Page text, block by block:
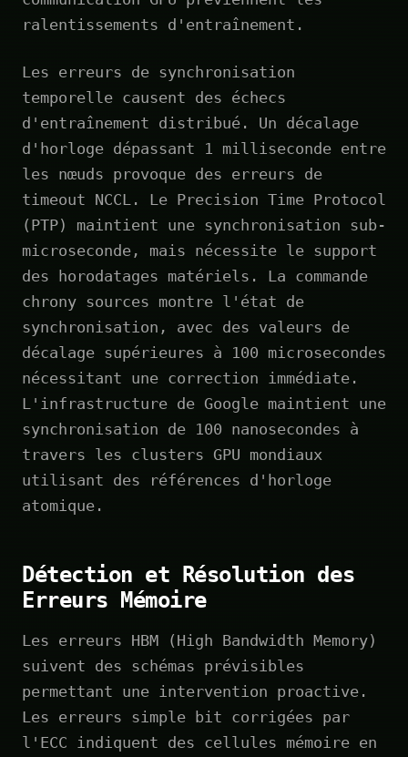
ralentissements d'entraînement.
Les erreurs de synchronisation
temporelle causent des échecs
d'entraînement distribué. Un décalage
d'horloge dépassant 1 milliseconde entre
les nœuds provoque des erreurs de
timeout NCCL. Le Precision Time Protocol
(PTP) maintient une synchronisation sub-
microseconde, mais nécessite le support
des horodatages matériels. La commande
chrony sources montre l'état de
synchronisation, avec des valeurs de
décalage supérieures à 100 microsecondes
nécessitant une correction immédiate.
L'infrastructure de Google maintient une
synchronisation de 100 nanosecondes à
travers les clusters GPU mondiaux
utilisant des références d'horloge
atomique.
Détection et Résolution des
Erreurs Mémoire
Les erreurs HBM (High Bandwidth Memory)
suivent des schémas prévisibles
permettant une intervention proactive.
Les erreurs simple bit corrigées par
l'ECC indiquent des cellules mémoire en